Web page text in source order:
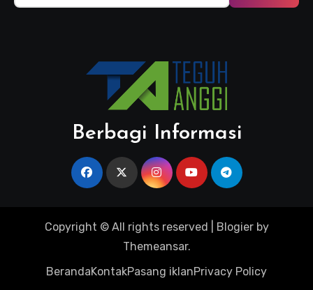
Berbagi Informasi
Copyright © All rights reserved Blogierby
Themeansar.
BerandaKontakPasang iklanPrivacy Policy